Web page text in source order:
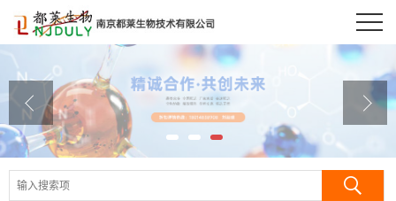
公司介绍
公司动态
产品展厅